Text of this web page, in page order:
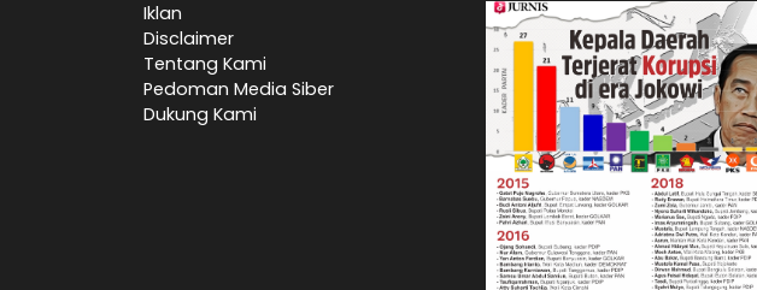
Iklan
Disclaimer
Tentang Kami
Pedoman Media Siber
Dukung Kami